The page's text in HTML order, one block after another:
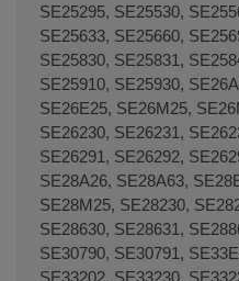
SE25295, SE25530,
SE25633, SE25660,
SE25830, SE25831,
SE25910, SE25930,
SE26E25, SE26M25,
SE26230, SE26231,
SE26291, SE26292,
SE28A26, SE28A63,
SE28M25, SE28230,
SE28630, SE28631,
SE30790, SE30791,
SE33202, SE33230,